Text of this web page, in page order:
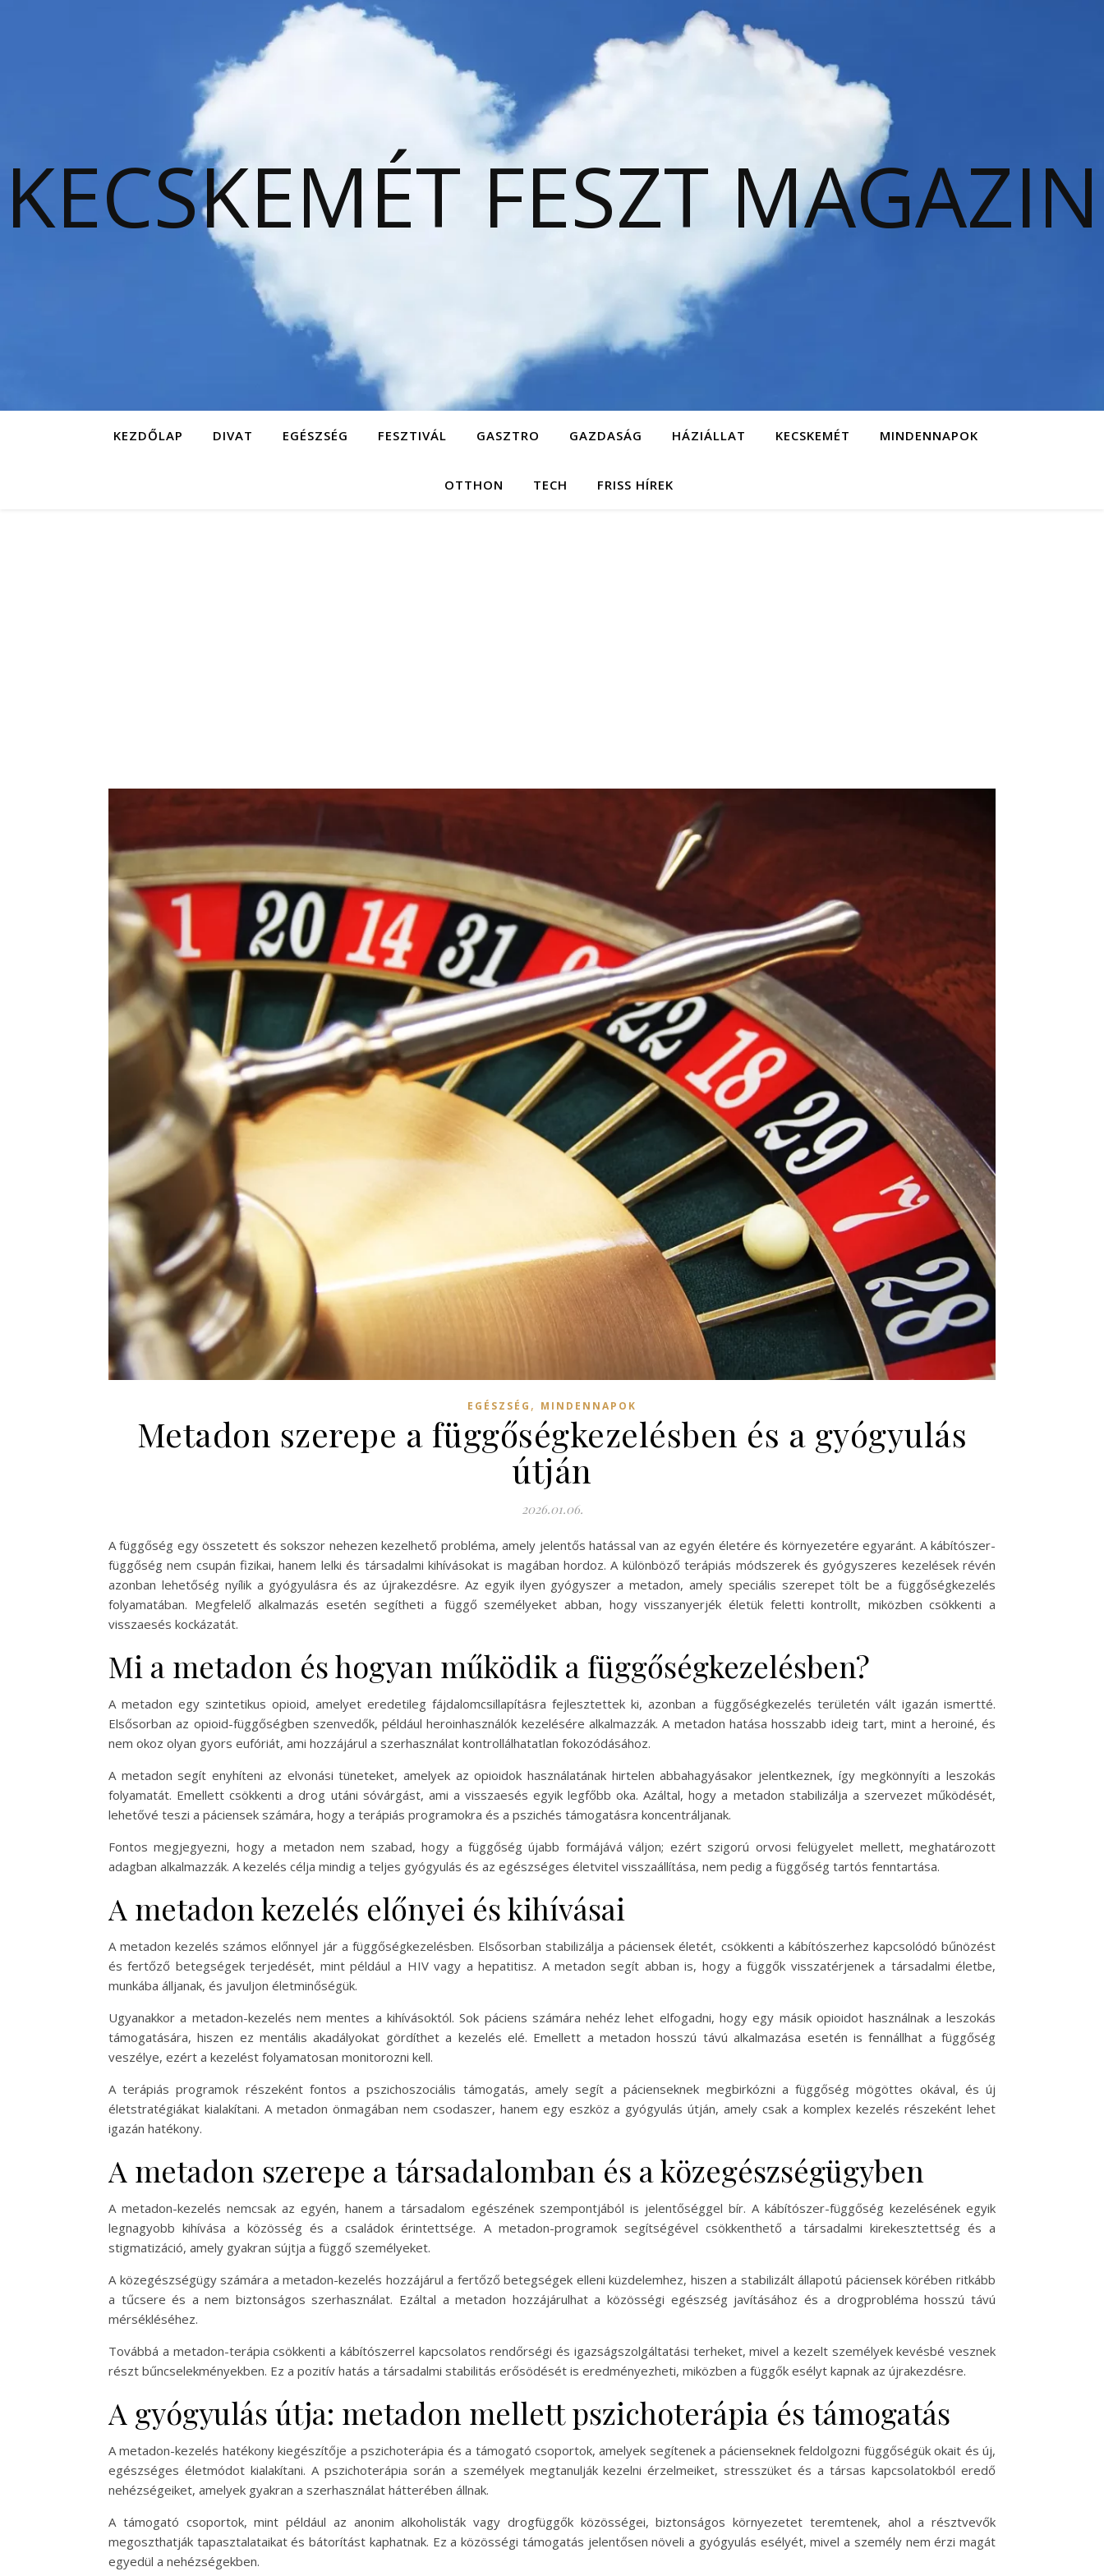
KECSKEMÉT FESZT MAGAZIN
KEZDŐLAP DIVAT EGÉSZSÉG FESZTIVÁL GASZTRO GAZDASÁG HÁZIÁLLAT KECSKEMÉT MINDENNAPOK
OTTHON TECH FRISS HÍREK
EGÉSZSÉG , MINDENNAPOK
Metadon szerepe a függőségkezelésben és a gyógyulás
útján
2026.01.06.
A függőség egy összetett és sokszor nehezen kezelhető probléma, amely jelentős hatással van az egyén életére és környezetére egyaránt. A kábítószer-
függőség nem csupán fizikai, hanem lelki és társadalmi kihívásokat is magában hordoz. A különböző terápiás módszerek és gyógyszeres kezelések révén
azonban lehetőség nyílik a gyógyulásra és az újrakezdésre. Az egyik ilyen gyógyszer a metadon, amely speciális szerepet tölt be a függőségkezelés
folyamatában. Megfelelő alkalmazás esetén segítheti a függő személyeket abban, hogy visszanyerjék életük feletti kontrollt, miközben csökkenti a
visszaesés kockázatát.
Mi a metadon és hogyan működik a függőségkezelésben?
A metadon egy szintetikus opioid, amelyet eredetileg fájdalomcsillapításra fejlesztettek ki, azonban a függőségkezelés területén vált igazán ismertté.
Elsősorban az opioid-függőségben szenvedők, például heroinhasználók kezelésére alkalmazzák. A metadon hatása hosszabb ideig tart, mint a heroiné, és
nem okoz olyan gyors eufóriát, ami hozzájárul a szerhasználat kontrollálhatatlan fokozódásához.
A metadon segít enyhíteni az elvonási tüneteket, amelyek az opioidok használatának hirtelen abbahagyásakor jelentkeznek, így megkönnyíti a leszokás
folyamatát. Emellett csökkenti a drog utáni sóvárgást, ami a visszaesés egyik legfőbb oka. Azáltal, hogy a metadon stabilizálja a szervezet működését,
lehetővé teszi a páciensek számára, hogy a terápiás programokra és a pszichés támogatásra koncentráljanak.
Fontos megjegyezni, hogy a metadon nem szabad, hogy a függőség újabb formájává váljon; ezért szigorú orvosi felügyelet mellett, meghatározott
adagban alkalmazzák. A kezelés célja mindig a teljes gyógyulás és az egészséges életvitel visszaállítása, nem pedig a függőség tartós fenntartása.
A metadon kezelés előnyei és kihívásai
A metadon kezelés számos előnnyel jár a függőségkezelésben. Elsősorban stabilizálja a páciensek életét, csökkenti a kábítószerhez kapcsolódó bűnözést
és fertőző betegségek terjedését, mint például a HIV vagy a hepatitisz. A metadon segít abban is, hogy a függők visszatérjenek a társadalmi életbe,
munkába álljanak, és javuljon életminőségük.
Ugyanakkor a metadon-kezelés nem mentes a kihívásoktól. Sok páciens számára nehéz lehet elfogadni, hogy egy másik opioidot használnak a leszokás
támogatására, hiszen ez mentális akadályokat gördíthet a kezelés elé. Emellett a metadon hosszú távú alkalmazása esetén is fennállhat a függőség
veszélye, ezért a kezelést folyamatosan monitorozni kell.
A terápiás programok részeként fontos a pszichoszociális támogatás, amely segít a pácienseknek megbirkózni a függőség mögöttes okával, és új
életstratégiákat kialakítani. A metadon önmagában nem csodaszer, hanem egy eszköz a gyógyulás útján, amely csak a komplex kezelés részeként lehet
igazán hatékony.
A metadon szerepe a társadalomban és a közegészségügyben
A metadon-kezelés nemcsak az egyén, hanem a társadalom egészének szempontjából is jelentőséggel bír. A kábítószer-függőség kezelésének egyik
legnagyobb kihívása a közösség és a családok érintettsége. A metadon-programok segítségével csökkenthető a társadalmi kirekesztettség és a
stigmatizáció, amely gyakran sújtja a függő személyeket.
A közegészségügy számára a metadon-kezelés hozzájárul a fertőző betegségek elleni küzdelemhez, hiszen a stabilizált állapotú páciensek körében ritkább
a tűcsere és a nem biztonságos szerhasználat. Ezáltal a metadon hozzájárulhat a közösségi egészség javításához és a drogprobléma hosszú távú
mérsékléséhez.
Továbbá a metadon-terápia csökkenti a kábítószerrel kapcsolatos rendőrségi és igazságszolgáltatási terheket, mivel a kezelt személyek kevésbé vesznek
részt bűncselekményekben. Ez a pozitív hatás a társadalmi stabilitás erősödését is eredményezheti, miközben a függők esélyt kapnak az újrakezdésre.
A gyógyulás útja: metadon mellett pszichoterápia és támogatás
A metadon-kezelés hatékony kiegészítője a pszichoterápia és a támogató csoportok, amelyek segítenek a pácienseknek feldolgozni függőségük okait és új,
egészséges életmódot kialakítani. A pszichoterápia során a személyek megtanulják kezelni érzelmeiket, stresszüket és a társas kapcsolatokból eredő
nehézségeiket, amelyek gyakran a szerhasználat hátterében állnak.
A támogató csoportok, mint például az anonim alkoholisták vagy drogfüggők közösségei, biztonságos környezetet teremtenek, ahol a résztvevők
megoszthatják tapasztalataikat és bátorítást kaphatnak. Ez a közösségi támogatás jelentősen növeli a gyógyulás esélyét, mivel a személy nem érzi magát
egyedül a nehézségekben.